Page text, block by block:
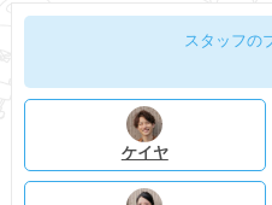
スタッフの
ケイヤ